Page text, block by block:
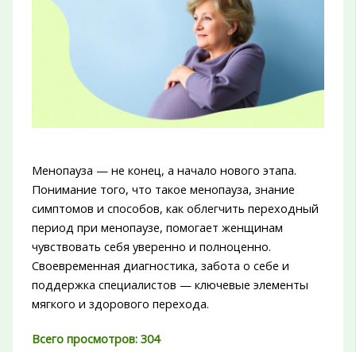
Менопауза — не конец, а начало нового этапа.
Понимание того, что такое менопауза, знание
симптомов и способов, как облегчить переходный
период при менопаузе, помогает женщинам
чувствовать себя уверенно и полноценно.
Своевременная диагностика, забота о себе и
поддержка специалистов — ключевые элементы
мягкого и здорового перехода.
Всего просмотров: 304